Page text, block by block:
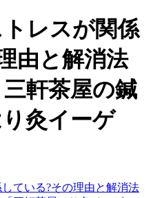
レスが関係
由と解消法
軒茶屋の鍼
灸イーゲ